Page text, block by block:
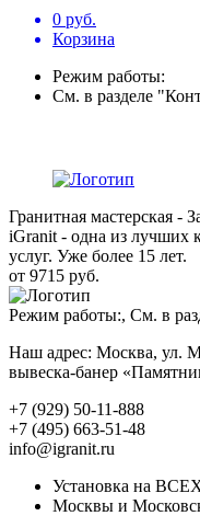
0 руб.
Корзина
Режим работы:
См. в разделе
Гранитная мастерская -
iGranit - одна из лучших
услуг. Уже более 15 лет.
от 9715 руб.
Режим работы:, См. в
Наш адрес: Москва, ул.
вывеска-банер
+7 (929) 50-11-888
+7 (495) 663-51-48
info@igranit.ru
Установка на
Москвы и